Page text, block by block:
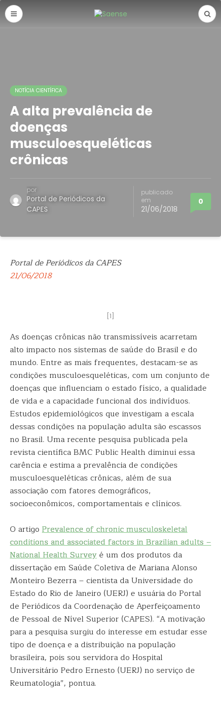
NOTÍCIA CIENTÍFICA
A alta prevalência de
doenças
musculoesqueléticas
crônicas
por
Portal de Periódicos da
CAPES
publicado
em
21/06/2018
0
Portal de Periódicos da CAPES
21/06/2018
[1]
As doenças crônicas não transmissíveis acarretam
alto impacto nos sistemas de saúde do Brasil e do
mundo. Entre as mais frequentes, destacam-se as
condições musculoesqueléticas, com um conjunto de
doenças que influenciam o estado físico, a qualidade
de vida e a capacidade funcional dos indivíduos.
Estudos epidemiológicos que investigam a escala
dessas condições na população adulta são escassos
no Brasil. Uma recente pesquisa publicada pela
revista científica BMC Public Health diminui essa
carência e estima a prevalência de condições
musculoesqueléticas crônicas, além de sua
associação com fatores demográficos,
socioeconômicos, comportamentais e clínicos.
O artigo Prevalence of chronic musculoskeletal
conditions and associated factors in Brazilian adults –
National Health Surveyé um dos produtos da
dissertação em Saúde Coletiva de Mariana Alonso
Monteiro Bezerra – cientista da Universidade do
Estado do Rio de Janeiro (UERJ) e usuária do Portal
de Periódicos da Coordenação de Aperfeiçoamento
de Pessoal de Nível Superior (CAPES). “A motivação
para a pesquisa surgiu do interesse em estudar esse
tipo de doença e a distribuição na população
brasileira, pois sou servidora do Hospital
Universitário Pedro Ernesto (UERJ) no serviço de
Reumatologia”, pontua.